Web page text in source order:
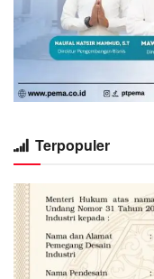
Terpopuler